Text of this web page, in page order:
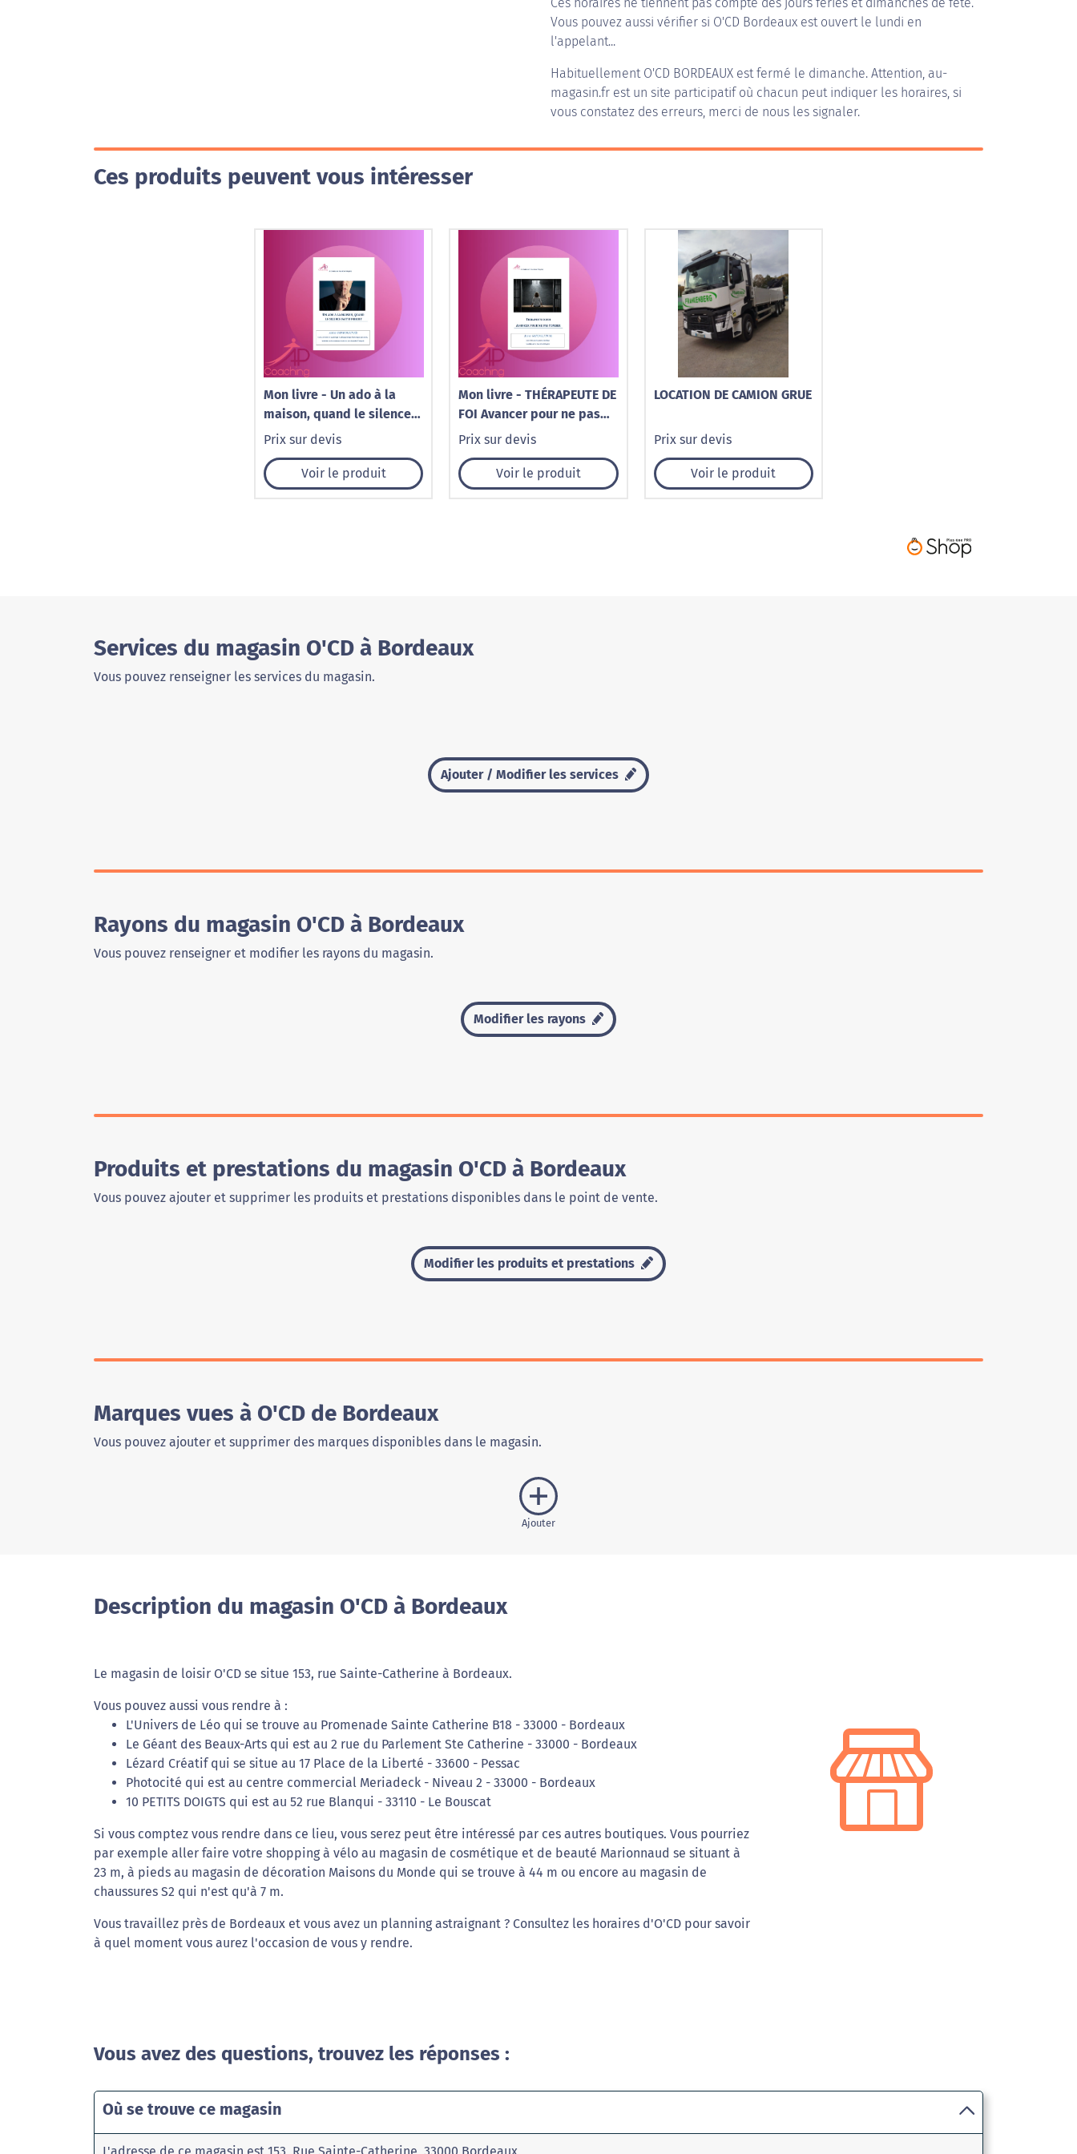
Vous pouvez aussi vérifier si O'CD Bordeaux est ouvert le lundi en
l'appelant...
Habituellement O'CD BORDEAUX est fermé le dimanche. Attention, au-
magasin.fr est un site participatif où chacun peut indiquer les horaires, si
vous constatez des erreurs, merci de nous les signaler.
Ces produits peuvent vous intéresser
Mon livre - Un ado à la
maison, quand le silence
fait du bruit
Prix sur devis
Voir le produit
Mon livre - THÉRAPEUTE DE
FOI Avancer pour ne pas
tomber
Prix sur devis
Voir le produit
LOCATION DE CAMION GRUE
Prix sur devis
Voir le produit
Services du magasin O'CD à Bordeaux
Vous pouvez renseigner les services du magasin.
Ajouter / Modifier les services
Rayons du magasin O'CD à Bordeaux
Vous pouvez renseigner et modifier les rayons du magasin.
Modifier les rayons
Produits et prestations du magasin O'CD à Bordeaux
Vous pouvez ajouter et supprimer les produits et prestations disponibles dans le point de vente.
Modifier les produits et prestations
Marques vues à O'CD de Bordeaux
Vous pouvez ajouter et supprimer des marques disponibles dans le magasin.
Ajouter
Description du magasin O'CD à Bordeaux
Le magasin de loisir O'CD se situe 153, rue Sainte-Catherine à Bordeaux.
Vous pouvez aussi vous rendre à :
L'Univers de Léo qui se trouve au Promenade Sainte Catherine B18 - 33000 - Bordeaux
Le Géant des Beaux-Arts qui est au 2 rue du Parlement Ste Catherine - 33000 - Bordeaux
Lézard Créatif qui se situe au 17 Place de la Liberté - 33600 - Pessac
Photocité qui est au centre commercial Meriadeck - Niveau 2 - 33000 - Bordeaux
10 PETITS DOIGTS qui est au 52 rue Blanqui - 33110 - Le Bouscat
Si vous comptez vous rendre dans ce lieu, vous serez peut être intéressé par ces autres boutiques. Vous pourriez
par exemple aller faire votre shopping à vélo au magasin de cosmétique et de beauté Marionnaud se situant à
23 m, à pieds au magasin de décoration Maisons du Monde qui se trouve à 44 m ou encore au magasin de
chaussures S2 qui n'est qu'à 7 m.
Vous travaillez près de Bordeaux et vous avez un planning astraignant ? Consultez les horaires d'O'CD pour savoir
à quel moment vous aurez l'occasion de vous y rendre.
Vous avez des questions, trouvez les réponses :
Où se trouve ce magasin